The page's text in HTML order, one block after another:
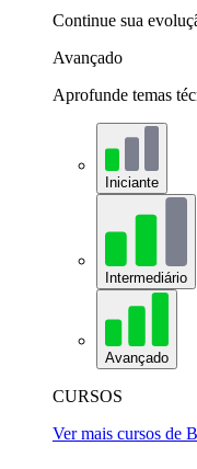
Continue sua
Avançado
Aprofunde temas
Iniciante
Intermediário
Avançado
CURSOS
Ver mais cursos de